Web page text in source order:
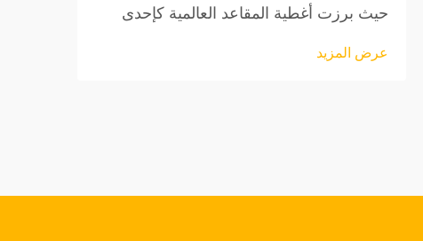
حيث برزت أغطية المقاعد العالمية كإحدى
هذه الملحقات المتعددة الاستخدامات قبولًا
عرض المزيد